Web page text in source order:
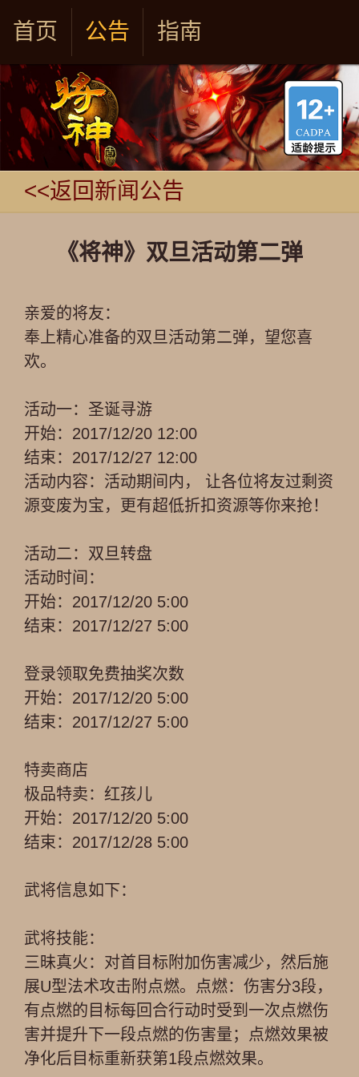
首页 公告 指南
<<返回新闻公告
《将神》双旦活动第二弹
亲爱的将友：
奉上精心准备的双旦活动第二弹，望您喜
欢。
活动一：圣诞寻游
开始：2017/12/20 12:00
结束：2017/12/27 12:00
活动内容：活动期间内， 让各位将友过剩资
源变废为宝，更有超低折扣资源等你来抢！
活动二：双旦转盘
活动时间：
开始：2017/12/20 5:00
结束：2017/12/27 5:00
登录领取免费抽奖次数
开始：2017/12/20 5:00
结束：2017/12/27 5:00
特卖商店
极品特卖：红孩儿
开始：2017/12/20 5:00
结束：2017/12/28 5:00
武将信息如下：
武将技能：
三昧真火：对首目标附加伤害减少，然后施
展U型法术攻击附点燃。点燃：伤害分3段，
有点燃的目标每回合行动时受到一次点燃伤
害并提升下一段点燃的伤害量；点燃效果被
净化后目标重新获第1段点燃效果。